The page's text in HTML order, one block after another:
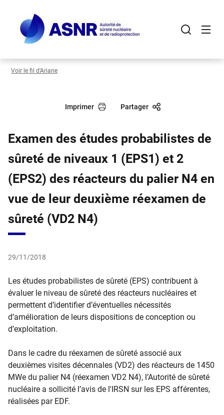
contenu
principal
Voir le fil d’Ariane
Imprimer Partager
Examen des études probabilistes de
sûreté de niveaux 1 (EPS1) et 2
(EPS2) des réacteurs du palier N4 en
vue de leur deuxième réexamen de
sûreté (VD2 N4)
29/11/2018
Les études probabilistes de sûreté (EPS) contribuent à
évaluer le niveau de sûreté des réacteurs nucléaires et
permettent d’identifier d’éventuelles nécessités
d’amélioration de leurs dispositions de conception ou
d’exploitation.
Dans le cadre du réexamen de sûreté associé aux
deuxièmes visites décennales (VD2) des réacteurs de 1450
MWe du palier N4 (réexamen VD2 N4), l’Autorité de sûreté
nucléaire a sollicité l’avis de l'IRSN sur les EPS afférentes,
réalisées par EDF.